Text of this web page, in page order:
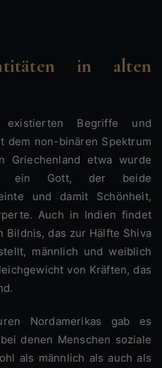
in alten
dem non-binären Spektrum
Griechenland etwa wurde
ein Gott, der beide
und damit Schönheit,
Auch in Indien findet
Bildnis, das zur Hälfte Shiva
männlich und weiblich
von Kräften, das
denen Menschen soziale
als männlich als auch als